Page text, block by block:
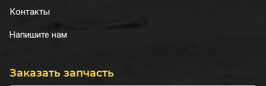
Заказать запчасть
Контакты
Напишите нам